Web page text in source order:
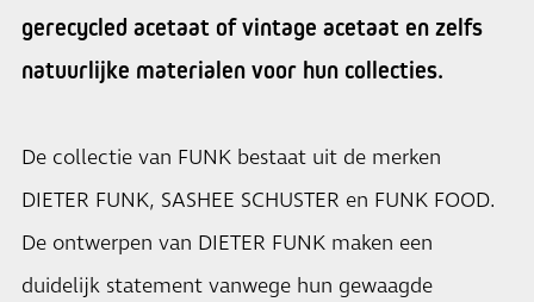
gerecycled acetaat of vintage acetaat en zelfs
natuurlijke materialen voor hun collecties.
De collectie van FUNK bestaat uit de merken
DIETER FUNK, SASHEE SCHUSTER en FUNK FOOD.
De ontwerpen van DIETER FUNK maken een
duidelijk statement vanwege hun gewaagde